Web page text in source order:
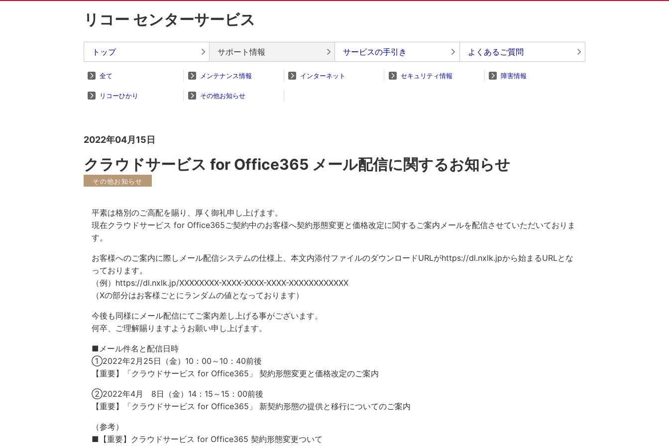
リコー センターサービス
トップ サポート情報 サービスの手引き よくあるご質問
全て メンテナンス情報 インターネット セキュリティ情報 障害情報
リコーひかり その他お知らせ
2022年04月15日
クラウドサービス for Office365 メール配信に関するお知らせ
その他お知らせ
平素は格別のご高配を賜り、厚く御礼申し上げます。
現在クラウドサービス for Office365ご契約中のお客様へ契約形態変更と価格改定に関するご案内メールを配信させていただいておりま
す。
お客様へのご案内に際しメール配信システムの仕様上、本文内添付ファイルのダウンロードURLがhttps://dl.nxlk.jpから始まるURLとな
っております。
（例）https://dl.nxlk.jp/XXXXXXXX-XXXX-XXXX-XXXX-XXXXXXXXXXXX
（Xの部分はお客様ごとにランダムの値となっております）
今後も同様にメール配信にてご案内差し上げる事がございます。
何卒、ご理解賜りますようお願い申し上げます。
■メール件名と配信日時
①2022年2月25日（金）10：00～10：40前後
【重要】「クラウドサービス for Office365」 契約形態変更と価格改定のご案内
②2022年4月 8日（金）14：15～15：00前後
【重要】「クラウドサービス for Office365」 新契約形態の提供と移行についてのご案内
（参考）
■【重要】クラウドサービス for Office365 契約形態変更ついて